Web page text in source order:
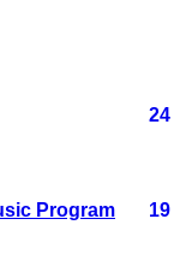
24
Program 19